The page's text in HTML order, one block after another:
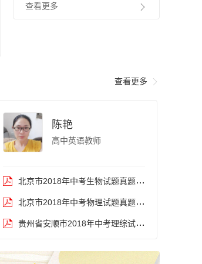
查看更多 
查看更多 
陈艳
高中英语教师
北京市2018年中考生物试题真题卷（PDF版，含答案）
北京市2018年中考物理试题真题卷（PDF版，含答案）
贵州省安顺市2018年中考理综试题真题卷（PDF版，含答案）